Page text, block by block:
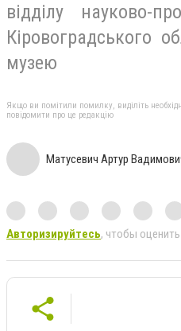
відділу науково-
Кіровоградського
музею
Якщо ви помітили помилку, виділіть
повідомити про це редакцію
Матусевич Артур
Авторизируйтесь, чтобы оценить